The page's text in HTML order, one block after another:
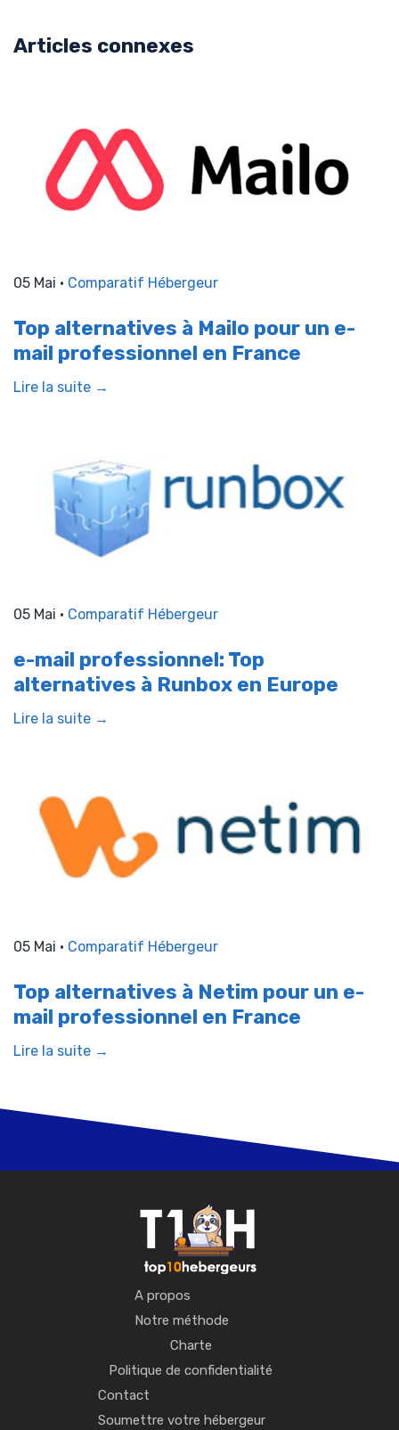
Articles connexes
05 Mai • Comparatif Hébergeur
Top alternatives à Mailo pour un e-
mail professionnel en France
Lire la suite →
05 Mai • Comparatif Hébergeur
e-mail professionnel: Top
alternatives à Runbox en Europe
Lire la suite →
05 Mai • Comparatif Hébergeur
Top alternatives à Netim pour un e-
mail professionnel en France
Lire la suite →
A propos
Notre méthode
Charte
Politique de confidentialité
Contact
Soumettre votre hébergeur